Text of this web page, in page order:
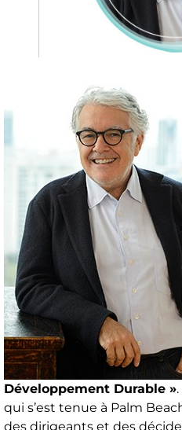
Développement Durable »
qui s’est tenue à Palm
des dirigeants et des